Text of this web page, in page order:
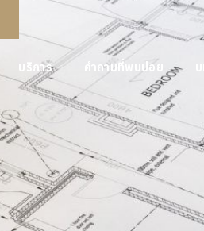
บริการ คำถามที่พบบ่อย